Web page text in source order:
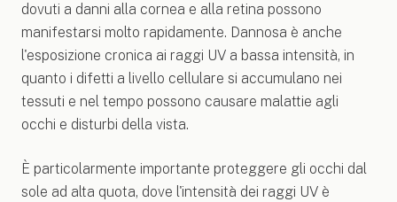
dovuti a danni alla cornea e alla retina possono
manifestarsi molto rapidamente. Dannosa è anche
l'esposizione cronica ai raggi UV a bassa intensità, in
quanto i difetti a livello cellulare si accumulano nei
tessuti e nel tempo possono causare malattie agli
occhi e disturbi della vista.
È particolarmente importante proteggere gli occhi dal
sole ad alta quota, dove l'intensità dei raggi UV è